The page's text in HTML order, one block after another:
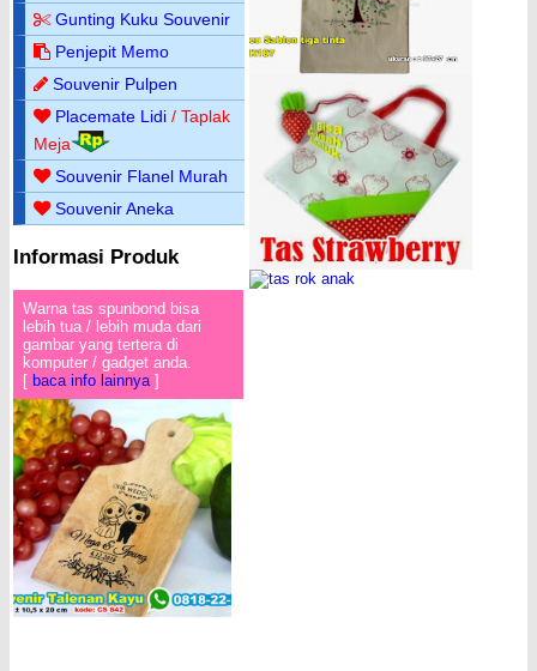
Gunting Kuku Souvenir
Penjepit Memo
Souvenir Pulpen
Placemate Lidi / Taplak
Meja
Souvenir Flanel Murah
Souvenir Aneka
Informasi Produk
Warna tas spunbond bisa
lebih tua / lebih muda dari
gambar yang tertera di
komputer / gadget anda.
[ baca info lainnya ]